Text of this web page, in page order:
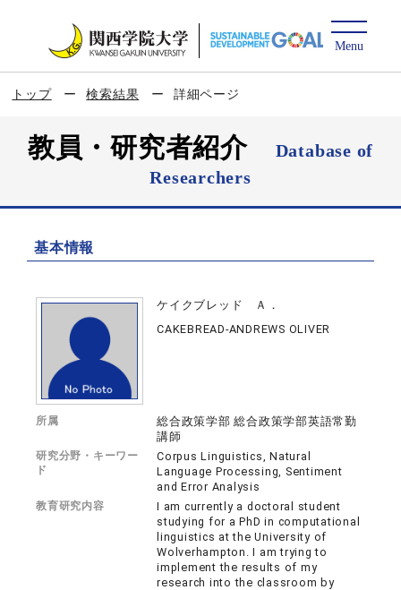
トップ 検索結果 詳細ページ
教員・研究者紹介
Database of
Researchers
基本情報
ケイクブレッド Ａ．
CAKEBREAD-ANDREWS OLIVER
所属
総合政策学部 総合政策学部英語常勤
講師
研究分野・キーワー
ド
Corpus Linguistics, Natural
Language Processing, Sentiment
and Error Analysis
教育研究内容
I am currently a doctoral student
studying for a PhD in computational
linguistics at the University of
Wolverhampton. I am trying to
implement the results of my
research into the classroom by